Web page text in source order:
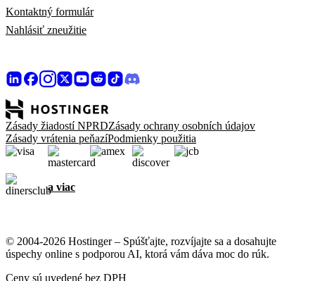
Kontaktný formulár
Nahlásiť zneužitie
Zásady žiadostí NPRDZásady ochrany osobních údajov
Zásady vrátenia peňazíPodmienky použitia
a viac
© 2004-2026 Hostinger – Spúšťajte, rozvíjajte sa a dosahujte
úspechy online s podporou AI, ktorá vám dáva moc do rúk.
Ceny sú uvedené bez DPH